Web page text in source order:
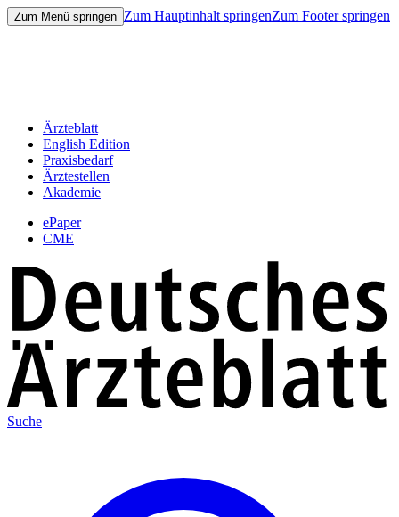
Zum Menü springen Zum Hauptinhalt springenZum Footer springen
Ärzteblatt
English Edition
Praxisbedarf
Ärztestellen
Akademie
ePaper
CME
Suche